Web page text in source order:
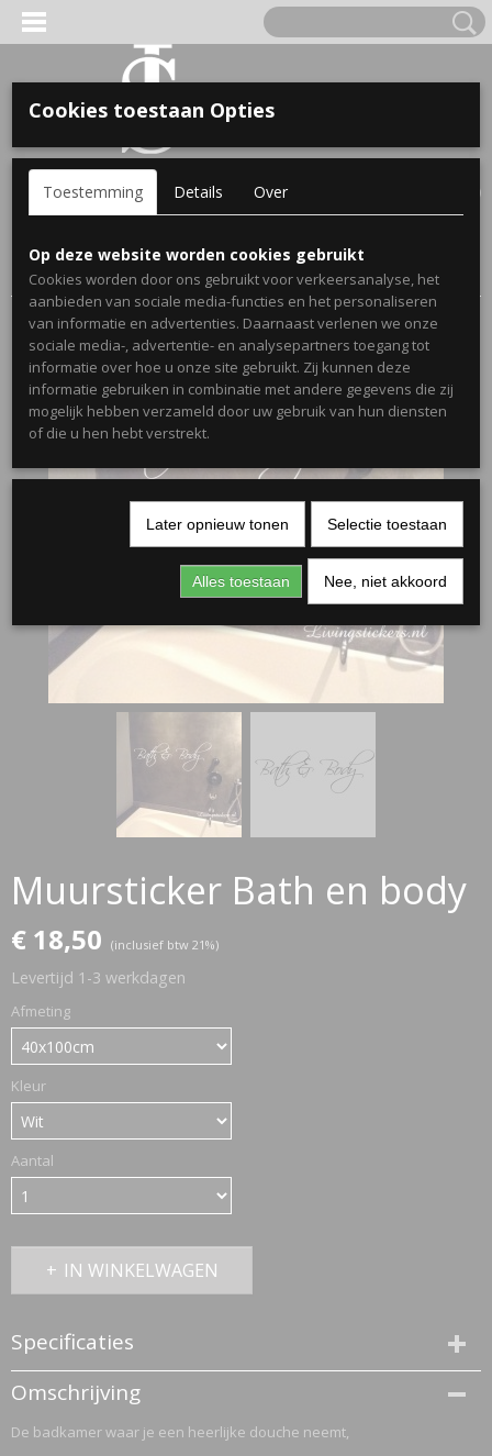
Inloggen Registreren
(0)
Home >Webshop>Stickers>Muurstickers Toilet/Badkamer
Muursticker Bath en body
Muursticker Bath en body
€ 18,50 (inclusief btw 21%)
Levertijd 1-3 werkdagen
Afmeting
Kleur
Aantal
IN WINKELWAGEN
Specificaties
Productcode
2772-1158
Omschrijving
De badkamer waar je een heerlijke douche neemt,
VOOR KINDEREN
OPA & OMA.
NAAM EN GEBOORTEJAAR
Cookies toestaan Opties
Toestemming Details Over
Op deze website worden cookies gebruikt
Cookies worden door ons gebruikt voor verkeersanalyse, het
aanbieden van sociale media-functies en het personaliseren
van informatie en advertenties. Daarnaast verlenen we onze
sociale media-, advertentie- en analysepartners toegang tot
informatie over hoe u onze site gebruikt. Zij kunnen deze
informatie gebruiken in combinatie met andere gegevens die zij
mogelijk hebben verzameld door uw gebruik van hun diensten
of die u hen hebt verstrekt.
Later opnieuw tonen Selectie toestaan
Alles toestaan Nee, niet akkoord